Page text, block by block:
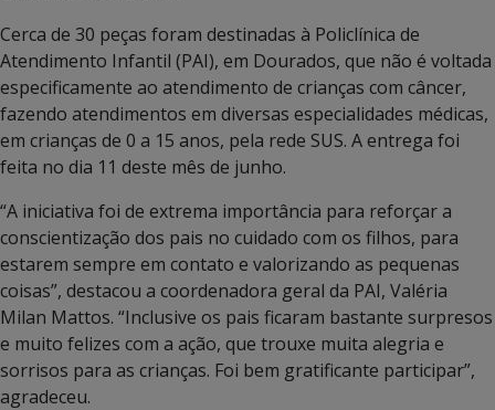
Cerca de 30 peças foram destinadas à Policlínica de
Atendimento Infantil (PAI), em Dourados, que não é voltada
especificamente ao atendimento de crianças com câncer,
fazendo atendimentos em diversas especialidades médicas,
em crianças de 0 a 15 anos, pela rede SUS. A entrega foi
feita no dia 11 deste mês de junho.
“A iniciativa foi de extrema importância para reforçar a
conscientização dos pais no cuidado com os filhos, para
estarem sempre em contato e valorizando as pequenas
coisas”, destacou a coordenadora geral da PAI, Valéria
Milan Mattos. “Inclusive os pais ficaram bastante surpresos
e muito felizes com a ação, que trouxe muita alegria e
sorrisos para as crianças. Foi bem gratificante participar”,
agradeceu.